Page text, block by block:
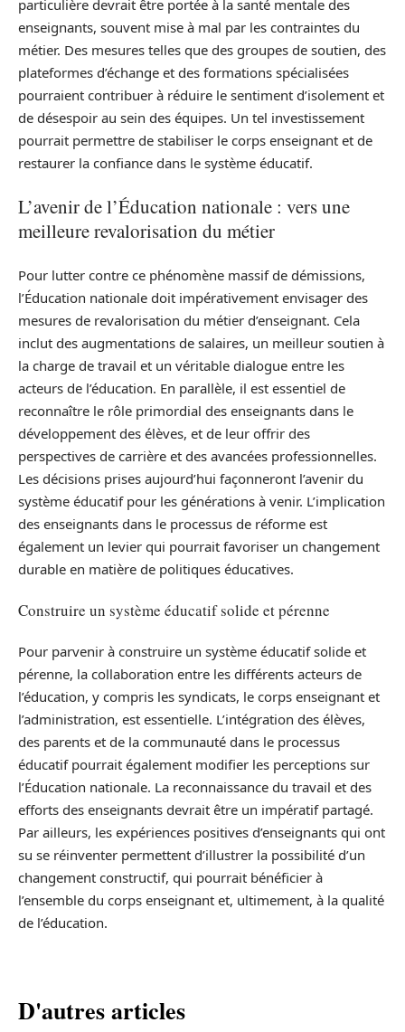
particulière devrait être portée à la santé mentale des
enseignants, souvent mise à mal par les contraintes du
métier. Des mesures telles que des groupes de soutien, des
plateformes d’échange et des formations spécialisées
pourraient contribuer à réduire le sentiment d’isolement et
de désespoir au sein des équipes. Un tel investissement
pourrait permettre de stabiliser le corps enseignant et de
restaurer la confiance dans le système éducatif.
L’avenir de l’Éducation nationale : vers une
meilleure revalorisation du métier
Pour lutter contre ce phénomène massif de démissions,
l’Éducation nationale doit impérativement envisager des
mesures de revalorisation du métier d’enseignant. Cela
inclut des augmentations de salaires, un meilleur soutien à
la charge de travail et un véritable dialogue entre les
acteurs de l’éducation. En parallèle, il est essentiel de
reconnaître le rôle primordial des enseignants dans le
développement des élèves, et de leur offrir des
perspectives de carrière et des avancées professionnelles.
Les décisions prises aujourd’hui façonneront l’avenir du
système éducatif pour les générations à venir. L’implication
des enseignants dans le processus de réforme est
également un levier qui pourrait favoriser un changement
durable en matière de politiques éducatives.
Construire un système éducatif solide et pérenne
Pour parvenir à construire un système éducatif solide et
pérenne, la collaboration entre les différents acteurs de
l’éducation, y compris les syndicats, le corps enseignant et
l’administration, est essentielle. L’intégration des élèves,
des parents et de la communauté dans le processus
éducatif pourrait également modifier les perceptions sur
l’Éducation nationale. La reconnaissance du travail et des
efforts des enseignants devrait être un impératif partagé.
Par ailleurs, les expériences positives d’enseignants qui ont
su se réinventer permettent d’illustrer la possibilité d’un
changement constructif, qui pourrait bénéficier à
l’ensemble du corps enseignant et, ultimement, à la qualité
de l’éducation.
D'autres articles